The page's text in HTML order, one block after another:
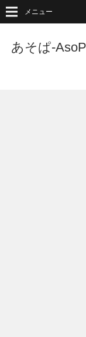
あそぱ-
メニュー